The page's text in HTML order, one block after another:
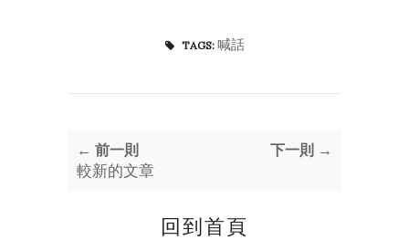
TAGS: 喊話
← 前一則
較新的文章
下一則 →
回到首頁